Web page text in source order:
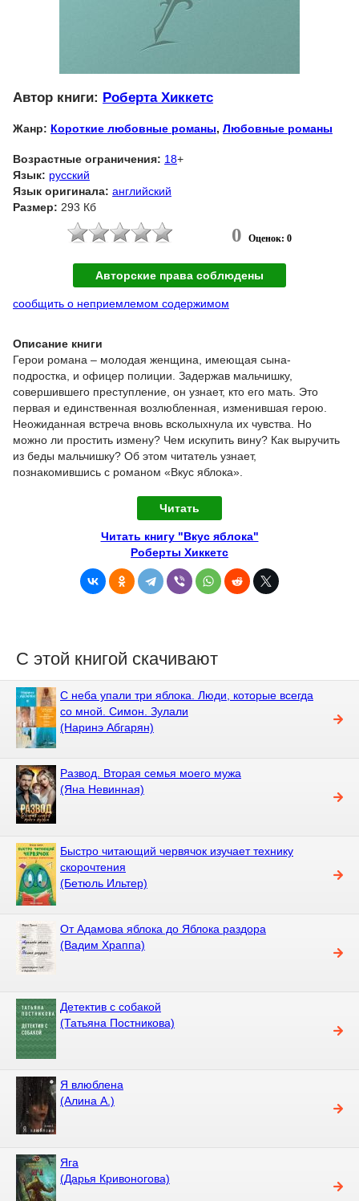
Автор книги: Роберта Хиккетс
Жанр: Короткие любовные романы, Любовные романы
Возрастные ограничения: 18+
Язык: русский
Язык оригинала: английский
Размер: 293 Кб
0 Оценок: 0
Авторские права соблюдены
сообщить о неприемлемом содержимом
Описание книги
Герои романа – молодая женщина, имеющая сына-
подростка, и офицер полиции. Задержав мальчишку,
совершившего преступление, он узнает, кто его мать. Это
первая и единственная возлюбленная, изменившая герою.
Неожиданная встреча вновь всколыхнула их чувства. Но
можно ли простить измену? Чем искупить вину? Как выручить
из беды мальчишку? Об этом читатель узнает,
познакомившись с романом «Вкус яблока».
Читать
Читать книгу "Вкус яблока"
Роберты Хиккетс
С этой книгой скачивают
С неба упали три яблока. Люди, которые всегда
со мной. Симон. Зулали
(Наринэ Абгарян)
Развод. Вторая семья моего мужа
(Яна Невинная)
Быстро читающий червячок изучает технику
скорочтения
(Бетюль Ильтер)
От Адамова яблока до Яблока раздора
(Вадим Храппа)
Детектив с собакой
(Татьяна Постникова)
Я влюблена
(Алина А.)
Яга
(Дарья Кривоногова)